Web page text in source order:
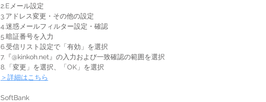
    2.Eメール設定
    3.アドレス変更・その他の設定
    4.迷惑メールフィルター設定・確認
    5.暗証番号を入力
    6.受信リスト設定で「有効」を選択
    7.『@kinkoh.net』の入力および一致確認の範囲を選択
    8.「変更」を選択、「OK」を選択
＞詳細はこちら
    SoftBank